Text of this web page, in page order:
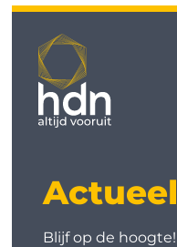
Actueel
Blijf op de hoogte!